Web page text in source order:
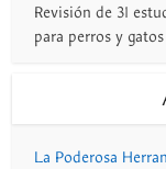
Revisión de 31
para perros y
La Poderosa